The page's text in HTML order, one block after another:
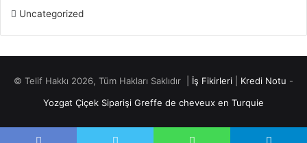
Uncategorized
© Telif Hakkı 2026, Tüm Hakları Saklıdır | İş Fikirleri Kredi Notu -
Yozgat Çiçek Siparişi Greffe de cheveux en Turquie